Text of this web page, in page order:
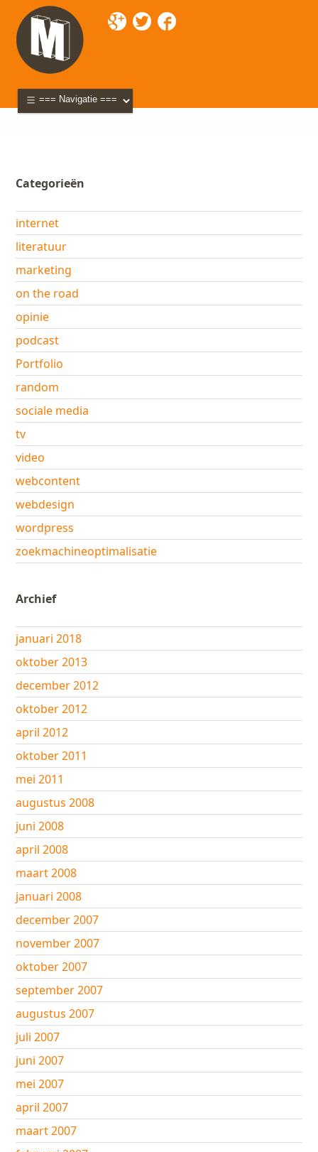
Categorieën
internet
literatuur
marketing
on the road
opinie
podcast
Portfolio
random
sociale media
tv
video
webcontent
webdesign
wordpress
zoekmachineoptimalisatie
Archief
januari 2018
oktober 2013
december 2012
oktober 2012
april 2012
oktober 2011
mei 2011
augustus 2008
juni 2008
april 2008
maart 2008
januari 2008
december 2007
november 2007
oktober 2007
september 2007
augustus 2007
juli 2007
juni 2007
mei 2007
april 2007
maart 2007